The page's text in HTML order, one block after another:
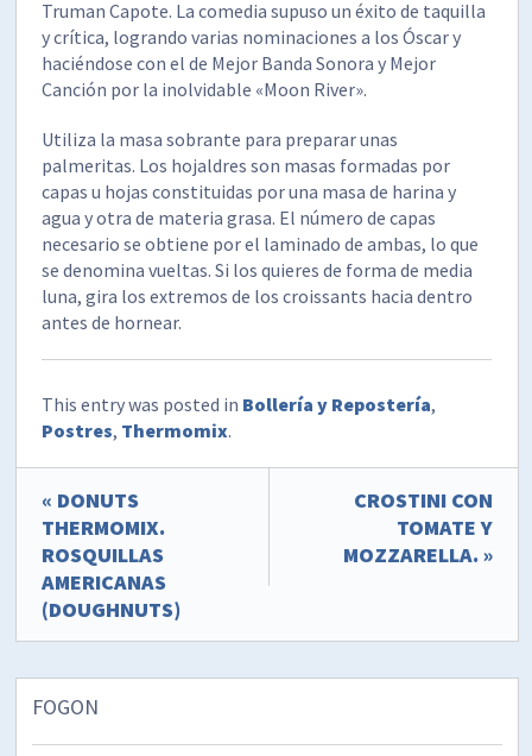
Truman Capote. La comedia supuso un éxito de taquilla
y crítica, logrando varias nominaciones a los Óscar y
haciéndose con el de Mejor Banda Sonora y Mejor
Canción por la inolvidable «Moon River».
Utiliza la masa sobrante para preparar unas
palmeritas. Los hojaldres son masas formadas por
capas u hojas constituidas por una masa de harina y
agua y otra de materia grasa. El número de capas
necesario se obtiene por el laminado de ambas, lo que
se denomina vueltas. Si los quieres de forma de media
luna, gira los extremos de los croissants hacia dentro
antes de hornear.
This entry was posted in Bollería y Repostería,
Postres, Thermomix.
« DONUTS
THERMOMIX.
ROSQUILLAS
AMERICANAS
(DOUGHNUTS)
CROSTINI CON
TOMATE Y
MOZZARELLA. »
FOGON